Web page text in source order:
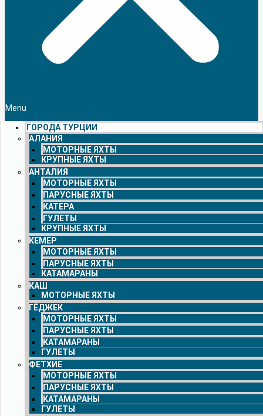
Menu
ГОРОДА ТУРЦИИ
АЛАНИЯ
МОТОРНЫЕ ЯХТЫ
КРУПНЫЕ ЯХТЫ
АНТАЛИЯ
МОТОРНЫЕ ЯХТЫ
ПАРУСНЫЕ ЯХТЫ
КАТЕРА
ГУЛЕТЫ
КРУПНЫЕ ЯХТЫ
КЕМЕР
МОТОРНЫЕ ЯХТЫ
ПАРУСНЫЕ ЯХТЫ
КАТАМАРАНЫ
КАШ
МОТОРНЫЕ ЯХТЫ
ГЁДЖЕК
МОТОРНЫЕ ЯХТЫ
ПАРУСНЫЕ ЯХТЫ
КАТАМАРАНЫ
ГУЛЕТЫ
ФЕТХИЕ
МОТОРНЫЕ ЯХТЫ
ПАРУСНЫЕ ЯХТЫ
КАТАМАРАНЫ
ГУЛЕТЫ